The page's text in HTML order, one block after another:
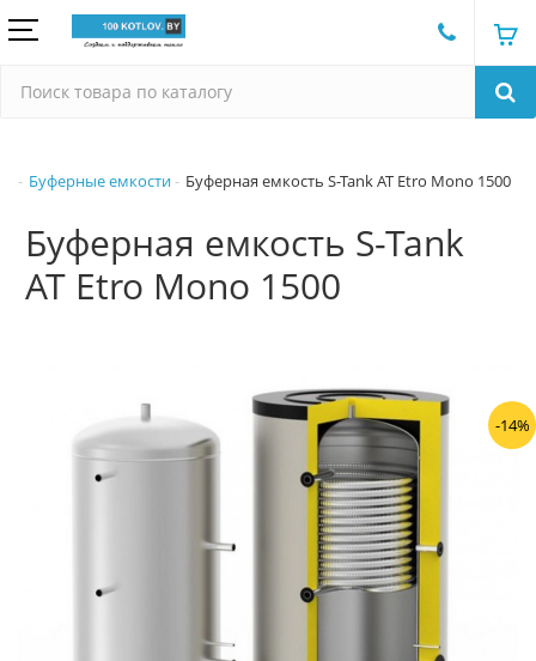
Буферные емкости Буферная емкость S-Tank AT Etro Mono 1500
Буферная емкость S-Tank
AT Etro Mono 1500
-14%